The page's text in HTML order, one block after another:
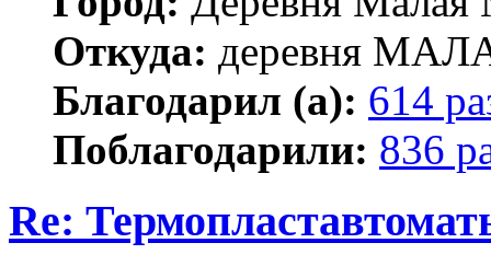
Откуда: деревня
Благодарил (а): 614
Поблагодарили: 836
Re: